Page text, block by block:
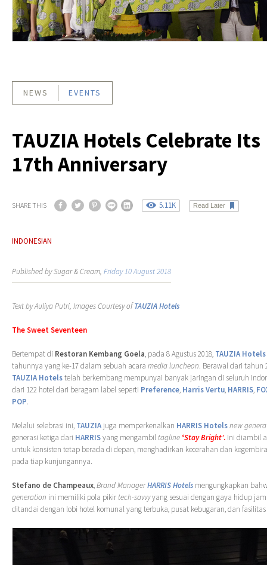
NEWS EVENTS
TAUZIA Hotels Celebrate Its
17th Anniversary
SHARE THIS 5.11K Read Later
INDONESIAN
Published by Sugar & Cream, Friday 10 August 2018
Text by Auliya Putri, Images Courtesy ofTAUZIA Hotels
The Sweet Seventeen
Bertempat di Restoran Kembang Goela, pada 8 Agustus 2018, TAUZIA Hotels
tahunnya yang ke-17 dalam sebuah acara media luncheon. Berawal dari tahun
TAUZIA Hotelstelah berkembang mempunyai banyak jaringan di seluruh
dari 122 hotel dari beragam label seperti Preference, Harris Vertu, HARRIS,
POP.
Melalui selebrasi ini, TAUZIA juga memperkenalkan HARRIS Hotelsnew
generasi ketiga dari HARRISyang mengambil tagline ‘Stay Bright’. Ini diambil
untuk konsisten tetap berada di depan, menghadirkan kecerahan dan
pada tiap kunjungannya.
Stefano de Champeaux,Brand ManagerHARRIS Hotels mengungkapkan
generation ini memiliki pola pikir tech-savvyyang sesuai dengan gaya hidup
ditandai dengan lobi hotel komunal yang terbuka, pusat kebugaran, dan